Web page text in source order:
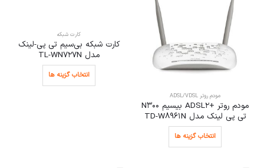
مودم روتر ADSL/VDSL
مودم روتر +ADSL2 بیسیم N300
تی پی لینک مدل TD-W8961N
انتخاب گزینه ها
کارت شبکه
کارت شبکه بی‌سیم تی پی-لینک
مدل TL-WN727N
انتخاب گزینه ها